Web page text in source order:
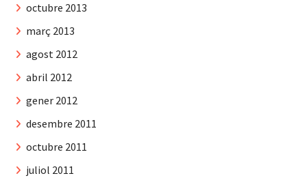
octubre 2013
març 2013
agost 2012
abril 2012
gener 2012
desembre 2011
octubre 2011
juliol 2011